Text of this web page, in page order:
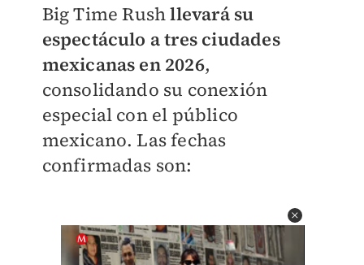
Big Time Rushllevará su
espectáculo a tres ciudades
mexicanas en 2026,
consolidando su conexión
especial con el público
mexicano. Las fechas
confirmadas son: